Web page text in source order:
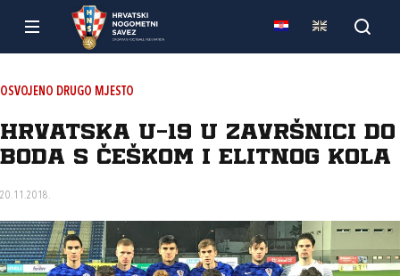
OSVOJENO DRUGO MJESTO
Hrvatska U-19 u završnici do
boda s Češkom i Elitnog kola
20.11.2018.